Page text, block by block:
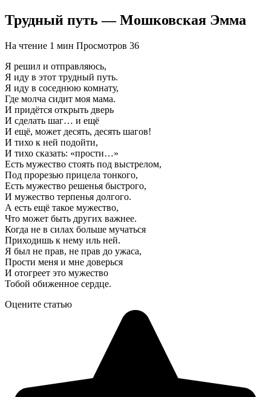
Трудный путь — Мошковская Эмма
На чтение 1 мин Просмотров 36
Я решил и отправляюсь,
Я иду в этот трудный путь.
Я иду в соседнюю комнату,
Где молча сидит моя мама.
И придётся открыть дверь
И сделать шаг… и ещё
И ещё, может десять, десять шагов!
И тихо к ней подойти,
И тихо сказать: «прости…»
Есть мужество стоять под выстрелом,
Под прорезью прицела тонкого,
Есть мужество решенья быстрого,
И мужество терпенья долгого.
А есть ещё такое мужество,
Что может быть других важнее.
Когда не в силах больше мучаться
Приходишь к нему иль ней.
Я был не прав, не прав до ужаса,
Прости меня и мне доверься
И отогреет это мужество
Тобой обиженное сердце.
Оцените статью